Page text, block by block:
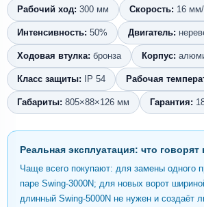
Рабочий ход: 300 мм Скорость: 16
Интенсивность: 50% Двигатель:
Ходовая втулка: бронза Корпус:
Класс защиты: IP 54 Рабочая
Габариты: 805×88×126 мм Гарантия:
Реальная эксплуатация: что
Чаще всего покупают: для замены одного
паре Swing-3000N; для новых ворот
длинный Swing-5000N не нужен и создаёт